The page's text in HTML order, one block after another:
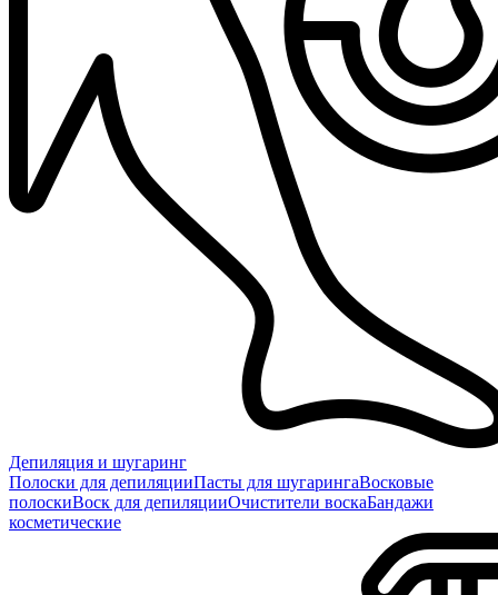
Депиляция и шугаринг
Полоски для депиляцииПасты для шугарингаВосковые
полоскиВоск для депиляцииОчистители воскаБандажи
косметические